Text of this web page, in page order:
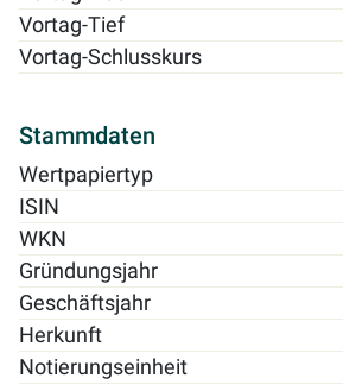
Vortag-Tief
Vortag-Schlusskurs
Stammdaten
Wertpapiertyp
ISIN
WKN
Gründungsjahr
Geschäftsjahr
Herkunft
Notierungseinheit